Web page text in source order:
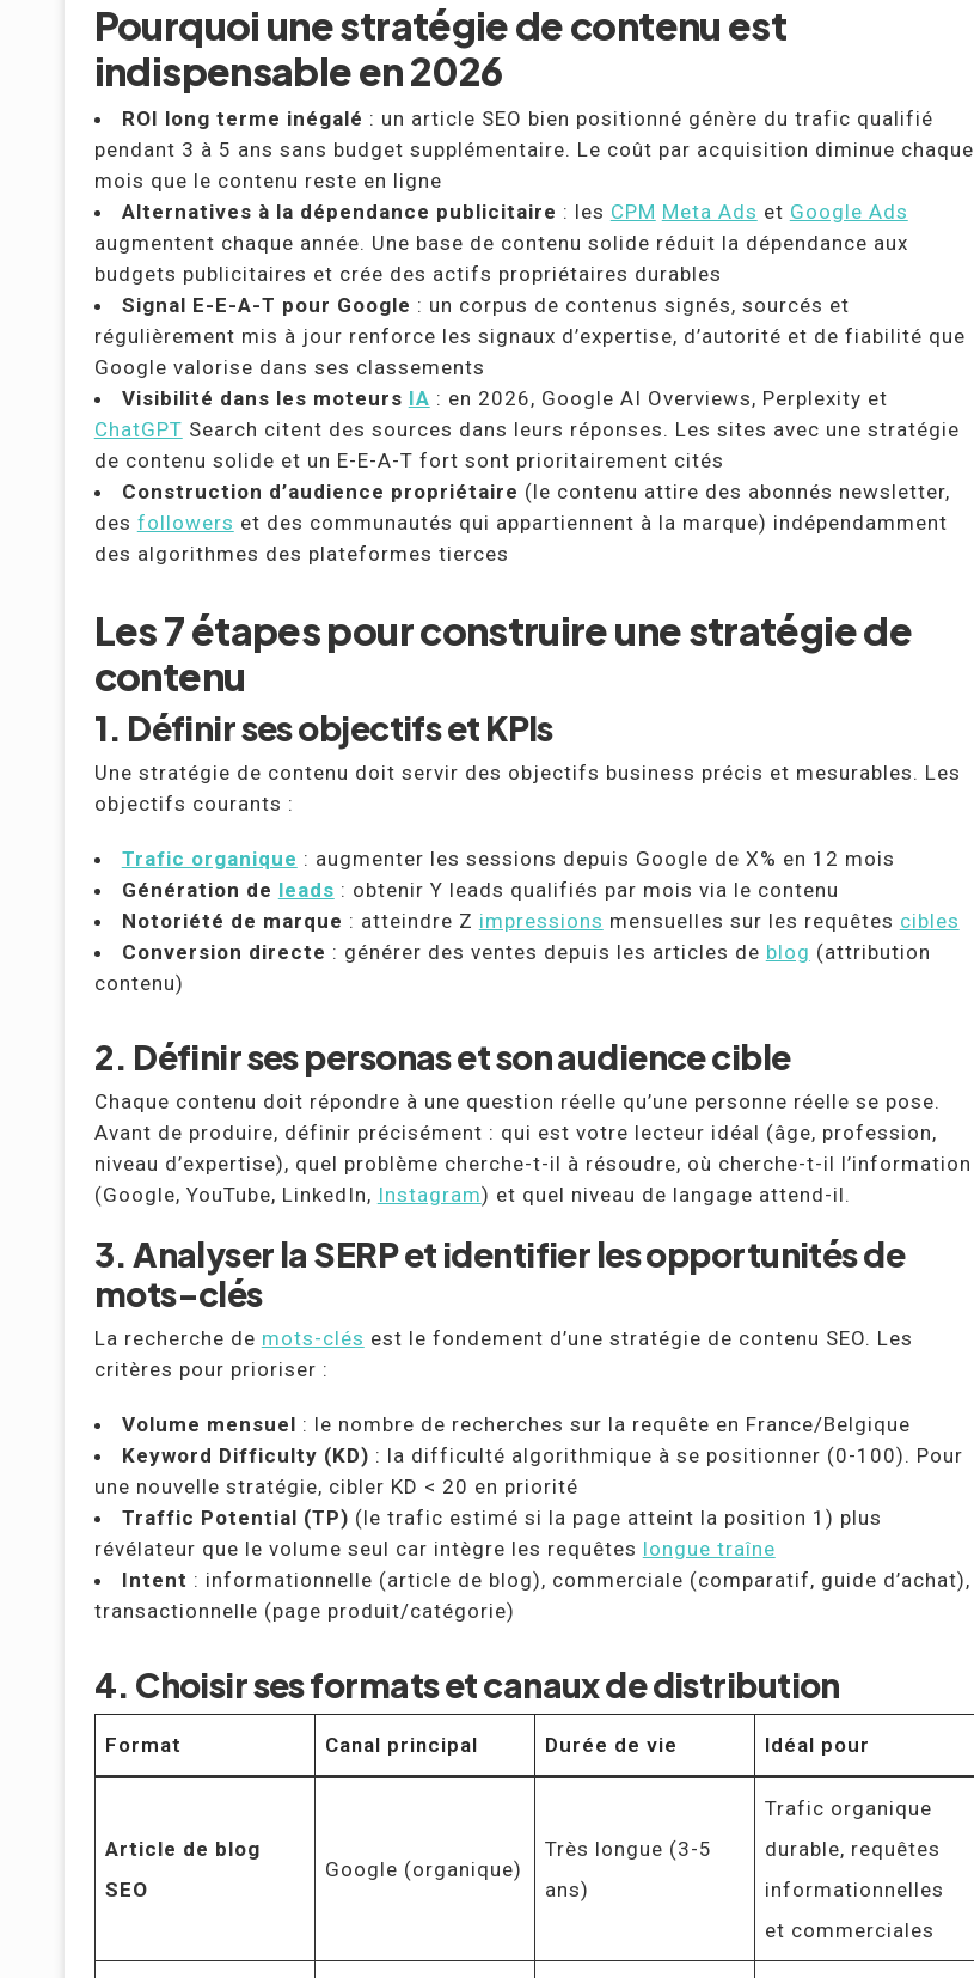
Pourquoi une stratégie de contenu est
indispensable en 2026
ROI long terme inégalé : un article SEO bien positionné génère du trafic qualifié
pendant 3 à 5 ans sans budget supplémentaire. Le coût par acquisition diminue chaque
mois que le contenu reste en ligne
Alternatives à la dépendance publicitaire : les CPM Meta Ads et Google Ads
augmentent chaque année. Une base de contenu solide réduit la dépendance aux
budgets publicitaires et crée des actifs propriétaires durables
Signal E-E-A-T pour Google : un corpus de contenus signés, sourcés et
régulièrement mis à jour renforce les signaux d’expertise, d’autorité et de fiabilité que
Google valorise dans ses classements
Visibilité dans les moteurs IA : en 2026, Google AI Overviews, Perplexity et
ChatGPT Search citent des sources dans leurs réponses. Les sites avec une stratégie
de contenu solide et un E-E-A-T fort sont prioritairement cités
Construction d’audience propriétaire (le contenu attire des abonnés newsletter,
des followers et des communautés qui appartiennent à la marque) indépendamment
des algorithmes des plateformes tierces
Les 7 étapes pour construire une stratégie de
contenu
1. Définir ses objectifs et KPIs
Une stratégie de contenu doit servir des objectifs business précis et mesurables. Les
objectifs courants :
Trafic organique : augmenter les sessions depuis Google de X% en 12 mois
Génération de leads : obtenir Y leads qualifiés par mois via le contenu
Notoriété de marque : atteindre Z impressions mensuelles sur les requêtes cibles
Conversion directe : générer des ventes depuis les articles de blog (attribution
contenu)
2. Définir ses personas et son audience cible
Chaque contenu doit répondre à une question réelle qu’une personne réelle se pose.
Avant de produire, définir précisément : qui est votre lecteur idéal (âge, profession,
niveau d’expertise), quel problème cherche-t-il à résoudre, où cherche-t-il l’information
(Google, YouTube, LinkedIn, Instagram) et quel niveau de langage attend-il.
3. Analyser la SERP et identifier les opportunités de
mots-clés
La recherche de mots-clés est le fondement d’une stratégie de contenu SEO. Les
critères pour prioriser :
Volume mensuel : le nombre de recherches sur la requête en France/Belgique
Keyword Difficulty (KD) : la difficulté algorithmique à se positionner (0-100). Pour
une nouvelle stratégie, cibler KD < 20 en priorité
Traffic Potential (TP) (le trafic estimé si la page atteint la position 1) plus
révélateur que le volume seul car intègre les requêtes longue traîne
Intent : informationnelle (article de blog), commerciale (comparatif, guide d’achat),
transactionnelle (page produit/catégorie)
4. Choisir ses formats et canaux de distribution
Format Canal principal Durée de vie Idéal pour
Article de blog
SEO
Google (organique)
Très longue (3-5
ans)
Trafic organique
durable, requêtes
informationnelles
et commerciales